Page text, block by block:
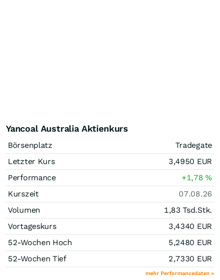
Yancoal Australia Aktienkurs
Börsenplatz
Tradegate
Letzter Kurs
3,4950 EUR
Performance
+1,78%
Kurszeit
07.08.26
Volumen
1,83 Tsd.Stk.
Vortageskurs
3,4340 EUR
52-Wochen Hoch
5,2480 EUR
52-Wochen Tief
2,7330 EUR
mehr Performancedaten »